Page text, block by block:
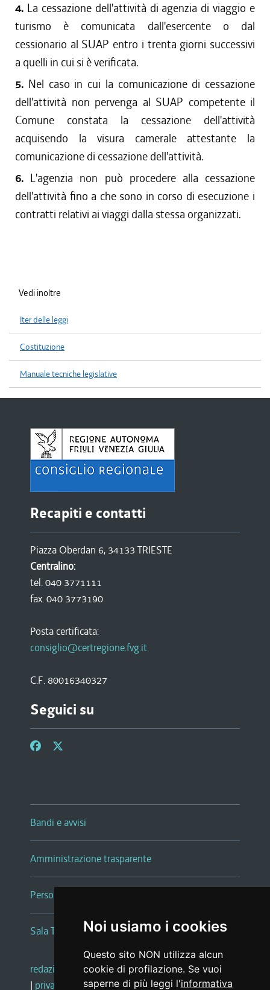
Noi usiamo i cookies
Questo sito NON utilizza alcun
cookie di profilazione. Se vuoi
saperne di più leggi l'informativa
4. La cessazione dell'attività di agenzia di viaggio e
turismo è comunicata dall'esercente o dal
cessionario al SUAP entro i trenta giorni successivi
a quelli in cui si è verificata.
5. Nel caso in cui la comunicazione di cessazione
dell'attività non pervenga al SUAP competente il
Comune constata la cessazione dell'attività
acquisendo la visura camerale attestante la
comunicazione di cessazione dell'attività.
6. L'agenzia non può procedere alla cessazione
dell'attività fino a che sono in corso di esecuzione i
contratti relativi ai viaggi dalla stessa organizzati.
Vedi inoltre
Iter delle leggi
Costituzione
Manuale tecniche legislative
Recapiti e contatti
Piazza Oberdan 6, 34133 TRIESTE
Centralino:
tel. 040 3771111
fax. 040 3773190
Posta certificata:
consiglio@certregione.fvg.it
C.F. 80016340327
Seguici su
Bandi e avvisi
Amministrazione trasparente
Persone e Uffici
Sala Tiziano Tessitori
redazione web |note legali |glossario
| privacy social media policy